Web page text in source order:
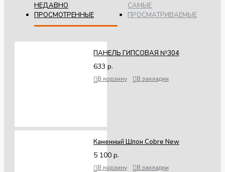
НЕДАВНО
ПРОСМОТРЕННЫЕ
САМЫЕ
ПРОСМАТРИВАЕМЫЕ
ПАНЕЛЬ ГИПСОВАЯ №304
633 р.
В корзину В закладки
Каменный Шпон Cobre New
5 100 р.
В корзину В закладки